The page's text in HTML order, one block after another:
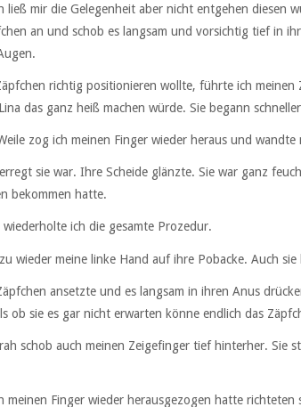
ließ mir die Gelegenheit aber nicht entgehen
an und schob es langsam und vorsichtig tief in
richtig positionieren wollte, führte ich
das ganz heiß machen würde. Sie begann
zog ich meinen Finger wieder heraus und wandte
sie war. Ihre Scheide glänzte. Sie war ganz
bekommen hatte.
ich die gesamte Prozedur.
wieder meine linke Hand auf ihre Pobacke. Auch
ansetzte und es langsam in ihren Anus
ob sie es gar nicht erwarten könne endlich das
schob auch meinen Zeigefinger tief hinterher. Sie
meinen Finger wieder herausgezogen hatte